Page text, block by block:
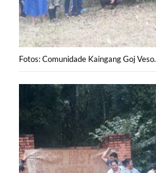
Fotos: Comunidade Kaingang Goj Veso.